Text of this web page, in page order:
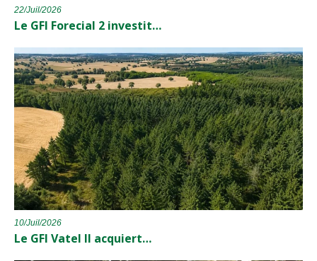
22/Juil/2026
Le GFI Forecial 2 investit…
10/Juil/2026
Le GFI Vatel II acquiert…